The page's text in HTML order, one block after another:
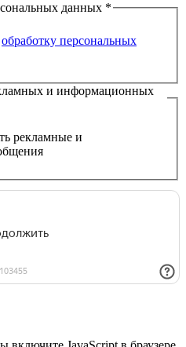
данных *
обработку персональных
и информационных
рекламные и